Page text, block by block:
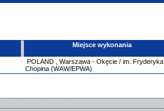
Miejsce wykonania
POLAND
Warszawa - Okęcie / im. Fryderyka
Chopina (WAW/EPWA)